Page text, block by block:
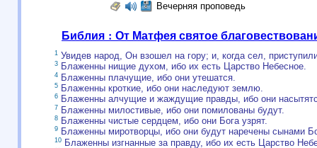
Вечерняя проповедь
Библия : От Матфея святое
1 Увидев народ, Он взошел на гору; и, когда сел,
3 Блаженны нищие духом, ибо их есть Царство Небесное.
4 Блаженны плачущие, ибо они утешатся.
5 Блаженны кроткие, ибо они наследуют землю.
6 Блаженны алчущие и жаждущие правды, ибо они
7 Блаженны милостивые, ибо они помилованы будут.
8 Блаженны чистые сердцем, ибо они Бога узрят.
9 Блаженны миротворцы, ибо они будут наречены сынами
10 Блаженны изгнанные за правду, ибо их есть Царство